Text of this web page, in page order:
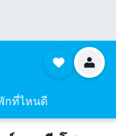
กที่ไหนดี